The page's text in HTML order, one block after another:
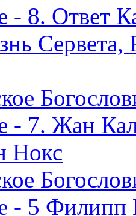
- 8. Ответ
Сервета,
- 7. Жан
Нокс
- 5 Филипп